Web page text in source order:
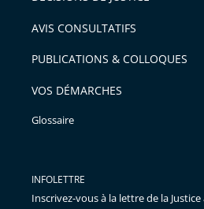
AVIS CONSULTATIFS
PUBLICATIONS & COLLOQUES
VOS DÉMARCHES
Glossaire
INFOLETTRE
Inscrivez-vous à la lettre de la